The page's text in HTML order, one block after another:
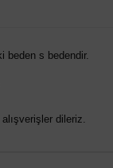
beden s bedendir.
dileriz.